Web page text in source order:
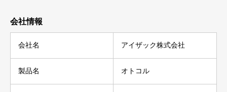
会社情報
会社名 アイザック株式会社
製品名 オトコル